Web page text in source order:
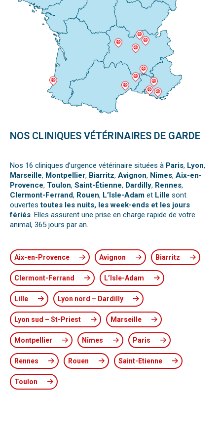
NOS CLINIQUES VÉTÉRINAIRES DE GARDE
Nos 16 cliniques d’urgence vétérinaire situées à Paris, Lyon,
Marseille, Montpellier, Biarritz, Avignon, Nîmes, Aix-en-
Provence, Toulon, Saint-Étienne, Dardilly, Rennes,
Clermont-Ferrand, Rouen, L’Isle-Adam et Lille sont
ouvertestoutes les nuits, les week-ends et les jours
fériés. Elles assurent une prise en charge rapide de votre
animal, 365 jours par an.
Aix-en-Provence Avignon Biarritz
Clermont-Ferrand L’Isle-Adam
Lille Lyon nord – Dardilly
Lyon sud – St-Priest Marseille
Montpellier Nîmes Paris
Rennes Rouen Saint-Etienne
Toulon